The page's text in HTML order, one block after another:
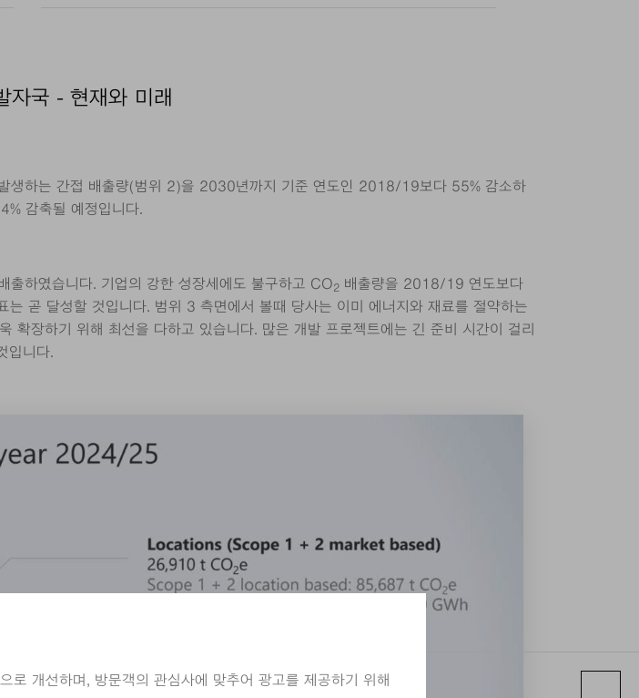
자국 - 현재와 미래
생하는 간접 배출량(범위 2)을 2030년까지 기준 연도인 2018/19보다 55% 감소하
감축될 예정입니다.
출하였습니다. 기업의 강한 성장세에도 불구하고 CO2 배출량을 2018/19 연도보다
곧 달성할 것입니다. 범위 3 측면에서 볼때 당사는 이미 에너지와 재료를 절약하는
확장하기 위해 최선을 다하고 있습니다. 많은 개발 프로젝트에는 긴 준비 시간이 걸리
입니다.